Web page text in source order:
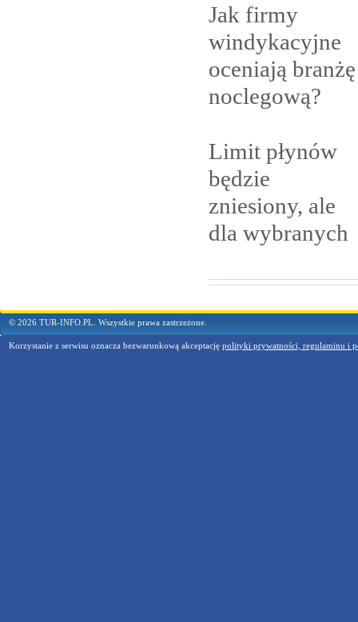
Jak firmy
windykacyjne
oceniają branżę
noclegową?
Limit płynów
będzie
zniesiony, ale
dla wybranych
© 2026 TUR-INFO.PL. Wszystkie prawa zastrzeżone.
Korzystanie z serwisu oznacza bezwarunkową akceptację polityki prywatności, regulaminu i